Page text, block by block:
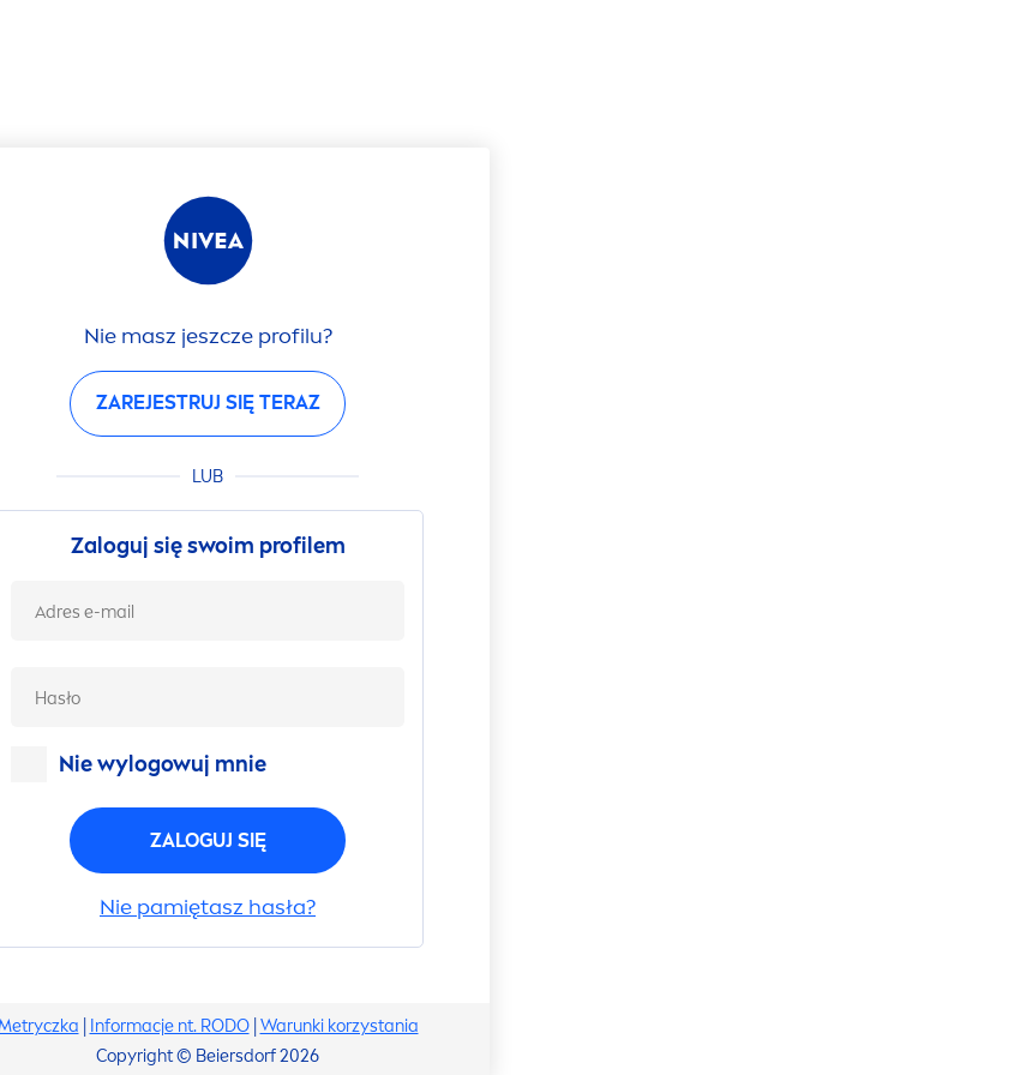
Nie masz jeszcze profilu?
ZAREJESTRUJ SIĘ TERAZ
LUB
Zaloguj się swoim profilem
Nie wylogowuj mnie
ZALOGUJ SIĘ
Nie pamiętasz hasła?
Informacje nt. RODO| Warunki korzystania
Copyright © Beiersdorf 2026